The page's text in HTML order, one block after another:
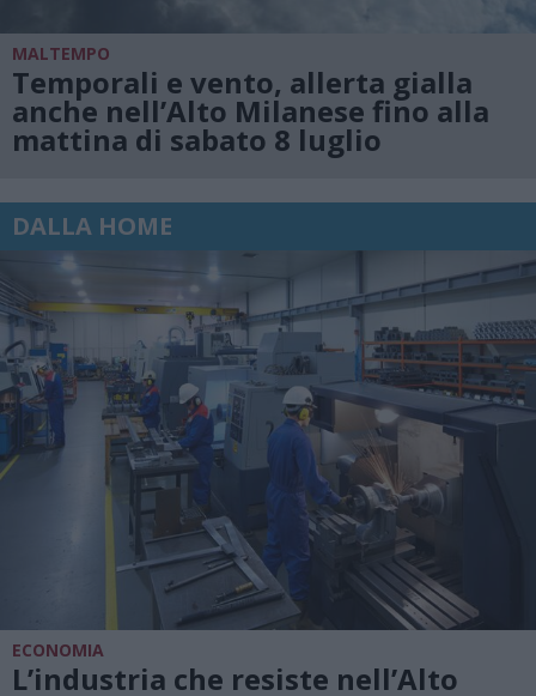
MALTEMPO
Temporali e vento, allerta gialla
anche nell’Alto Milanese fino alla
mattina di sabato 8 luglio
DALLA HOME
ECONOMIA
L’industria che resiste nell’Alto